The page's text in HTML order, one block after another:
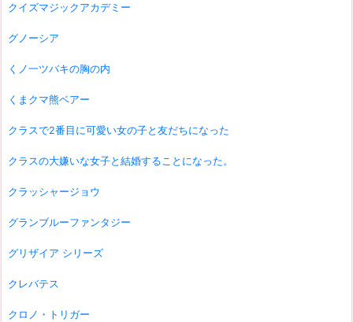
クイズマジックアカデミー
グノーシア
くノ一ツバキの胸の内
くまクマ熊ベアー
クラスで2番目に可愛い女の子と友だちになった
クラスの大嫌いな女子と結婚することになった。
クラッシャージョウ
グランブルーファンタジー
グリザイア シリーズ
クレバテス
クロノ・トリガー